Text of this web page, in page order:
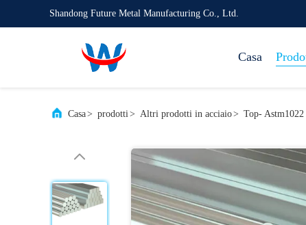
Shandong Future Metal Manufacturing Co., Ltd.
Casa
Casa> prodotti> Altri prodotti in acciaio> Top-